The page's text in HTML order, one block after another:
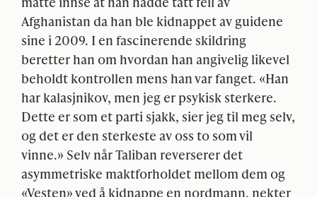
Afghanistan da han ble kidnappet av guidene
sine i 2009. I en fascinerende skildring
beretter han om hvordan han angivelig likevel
beholdt kontrollen mens han var fanget. «Han
har kalasjnikov, men jeg er psykisk sterkere.
Dette er som et parti sjakk, sier jeg til meg selv,
og det er den sterkeste av oss to som vil
vinne.» Selv når Taliban reverserer det
asymmetriske maktforholdet mellom dem og
«Vesten» ved å kidnappe en nordmann, nekter